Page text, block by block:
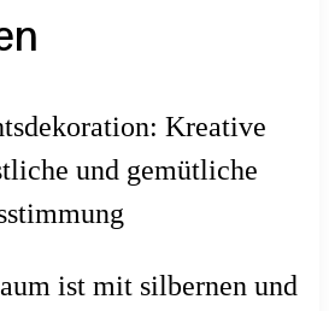
ist mit silbernen und